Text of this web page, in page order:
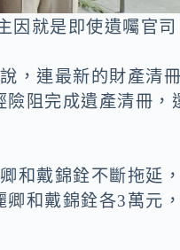
因就是即使遺囑官司
，連最新的財產清冊
阻完成遺產清冊，
和戴錦銓不斷拖延，
和戴錦銓各3萬元，